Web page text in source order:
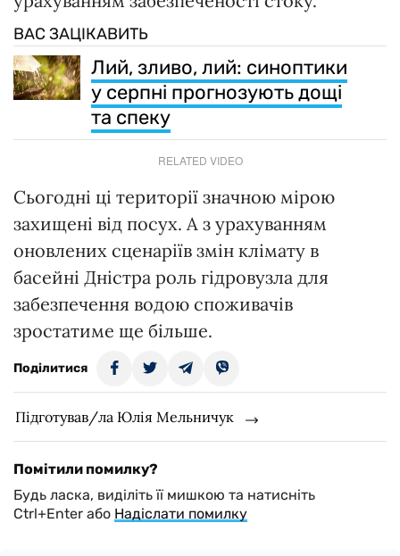
ВАС ЗАЦІКАВИТЬ
Лий, зливо, лий: синоптики
у серпні прогнозують дощі
та спеку
RELATED VIDEO
Сьогодні ці території значною мірою
захищені від посух. А з урахуванням
оновлених сценаріїв змін клімату в
басейні Дністра роль гідровузла для
забезпечення водою споживачів
зростатиме ще більше.
Поділитися
Підготував/ла Юлія Мельничук
Помітили помилку?
Будь ласка, виділіть її мишкою та натисніть
Ctrl+Enter або Надіслати помилку